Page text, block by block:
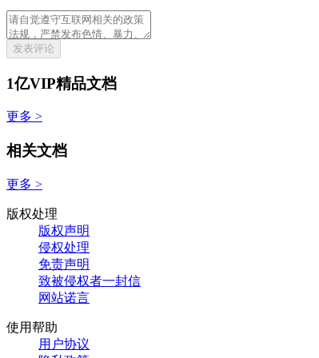
发表评论
1亿VIP精品文档
更多 >
相关文档
更多 >
版权处理
版权声明
侵权处理
免责声明
致被侵权者一封信
网站诺言
使用帮助
用户协议